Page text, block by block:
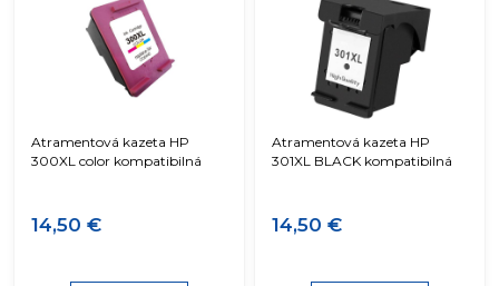
Atramentová kazeta HP
300XL color kompatibilná
14,50 €
Atramentová kazeta HP
301XL BLACK kompatibilná
14,50 €